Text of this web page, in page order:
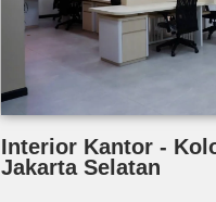
Interior Kantor -
Jakarta Selatan